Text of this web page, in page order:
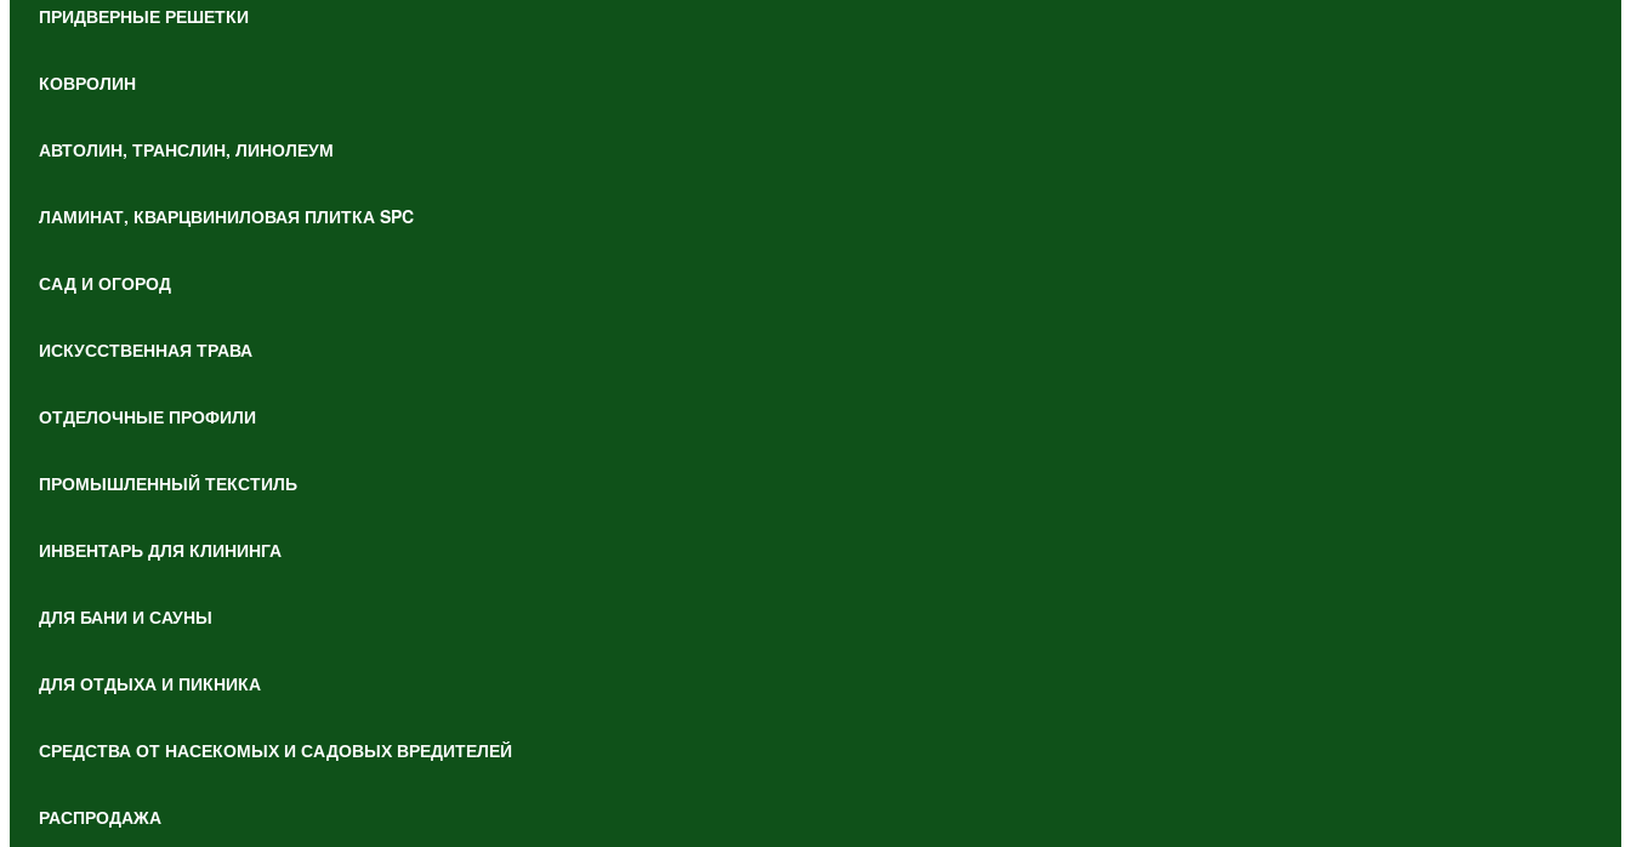
ПРИДВЕРНЫЕ РЕШЕТКИ
КОВРОЛИН
АВТОЛИН, ТРАНСЛИН, ЛИНОЛЕУМ
ЛАМИНАТ, КВАРЦВИНИЛОВАЯ ПЛИТКА SPC
САД И ОГОРОД
ИСКУССТВЕННАЯ ТРАВА
ОТДЕЛОЧНЫЕ ПРОФИЛИ
ПРОМЫШЛЕННЫЙ ТЕКСТИЛЬ
ИНВЕНТАРЬ ДЛЯ КЛИНИНГА
ДЛЯ БАНИ И САУНЫ
ДЛЯ ОТДЫХА И ПИКНИКА
СРЕДСТВА ОТ НАСЕКОМЫХ И САДОВЫХ ВРЕДИТЕЛЕЙ
РАСПРОДАЖА